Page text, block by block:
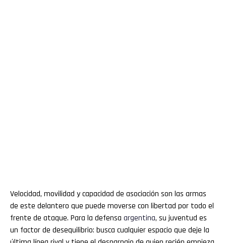
Velocidad, movilidad y capacidad de asociación son las armas
de este delantero que puede moverse con libertad por todo el
frente de ataque. Para la defensa argentina, su juventud es
un factor de desequilibrio: busca cualquier espacio que deje la